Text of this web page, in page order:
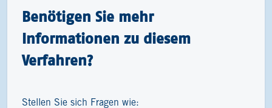
Benötigen Sie mehr
Informationen zu diesem
Verfahren?
Stellen Sie sich Fragen wie: